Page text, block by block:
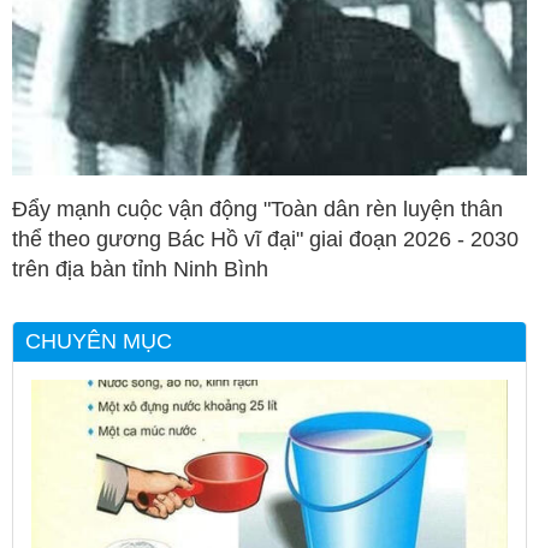
Đẩy mạnh cuộc vận động "Toàn dân rèn luyện thân
thể theo gương Bác Hồ vĩ đại" giai đoạn 2026 - 2030
trên địa bàn tỉnh Ninh Bình
CHUYÊN MỤC